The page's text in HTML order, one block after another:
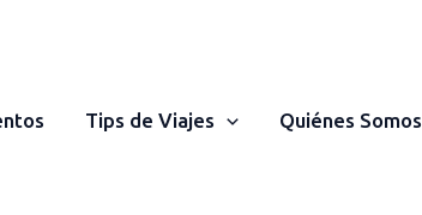
Tips de Viajes Quiénes Somos